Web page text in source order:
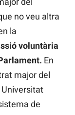
no veu altra
la
voluntària
En
major del
de